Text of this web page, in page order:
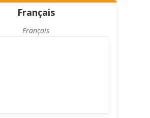
Français
Français